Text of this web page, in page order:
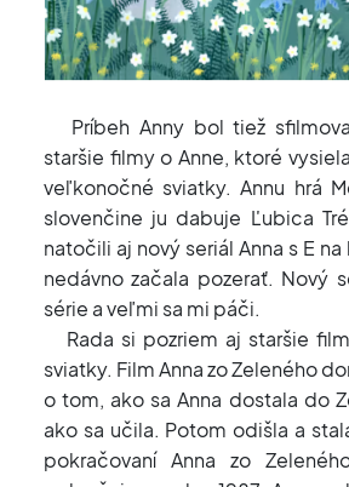
Príbeh Anny bol tiež
staršie filmy o Anne, ktoré
veľkonočné sviatky. Annu hrá
slovenčine ju dabuje Ľubica
natočili aj nový seriál Anna s E
nedávno začala pozerať. Nový
série a veľmi sa mi páči.
Rada si pozriem aj staršie
sviatky. Film Anna zo Zeleného
o tom, ako sa Anna dostala do
ako sa učila. Potom odišla a
pokračovaní Anna zo